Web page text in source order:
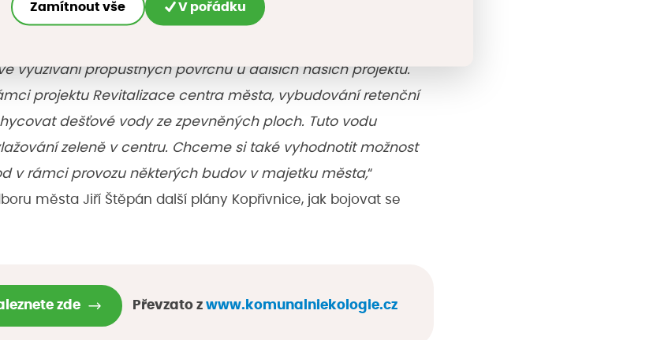
pro růst.
využívání propustných povrchů u dalších našich projektů.
projektu Revitalizace centra města, vybudování retenční
dešťové vody ze zpevněných ploch. Tuto vodu
zeleně v centru. Chceme si také vyhodnotit možnost
v rámci provozu některých budov v majetku města,“
města Jiří Štěpán další plány Kopřivnice, jak bojovat se
zde Převzato z www.komunalniekologie.cz
Zamítnout vše V pořádku